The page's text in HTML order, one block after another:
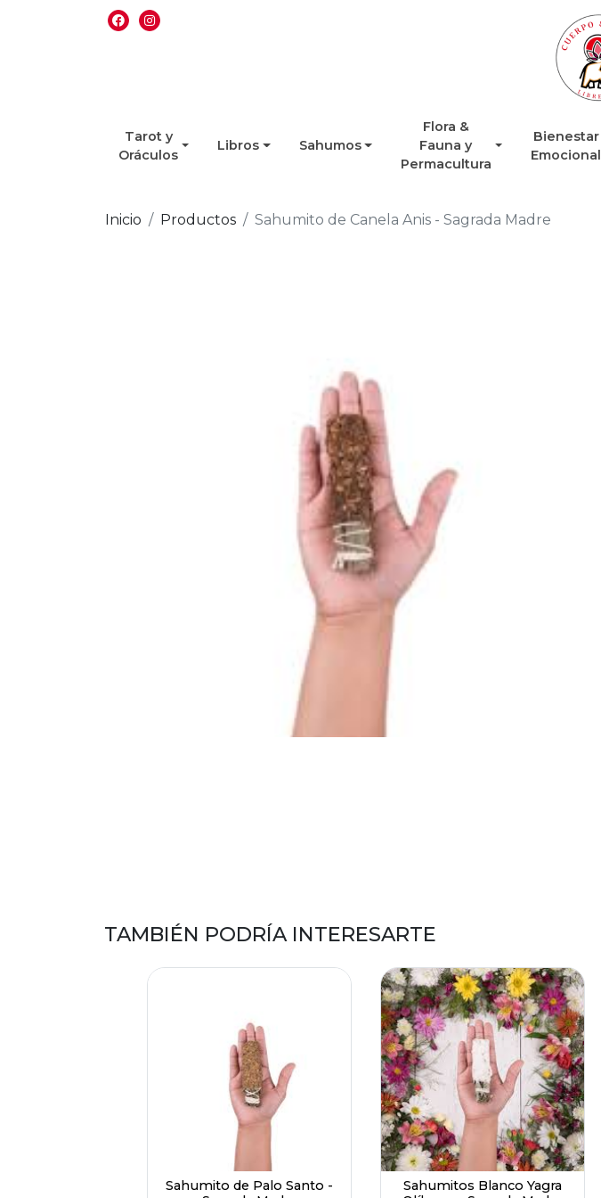
Tarot y
Oráculos
Libros Sahumos
Flora &
Fauna y
Permacultura
Bienestar
Emocional
Inicio Productos Sahumito de Canela Anis - Sagrada Madre
TAMBIÉN PODRÍA INTERESARTE
Sahumito de Palo Santo -
Sahumitos Blanco Yagra